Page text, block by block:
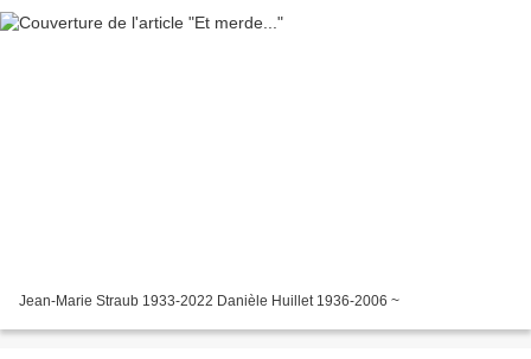
Jean-Marie Straub 1933-2022 Danièle Huillet 1936-2006 ~